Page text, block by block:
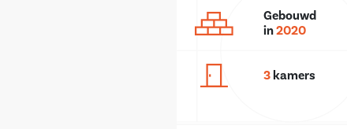
Gebouwd
in2020
3kamers